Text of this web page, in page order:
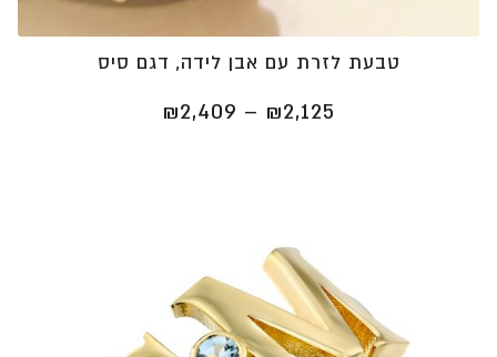
טבעת לזרת עם אבן לידה, דגם סיס
₪2,125
–
₪2,409